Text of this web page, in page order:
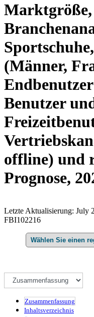
(Männer,
Benutzer
offline) und
Prognose,
Letzte Aktualisierung: July
FBI102216
Zusammenfassung
Inhaltsverzeichnis